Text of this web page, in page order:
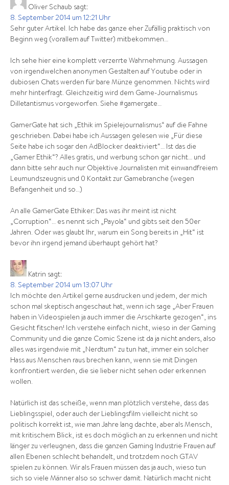
Oliver Schaub sagt:
8. September 2014 um 12:21 Uhr
Sehr guter Artikel. Ich habe das ganze eher Zufällig praktisch von
Beginn weg (vorallem auf Twitter) mitbekommen…
Ich sehe hier eine komplett verzerrte Wahrnehmung. Aussagen
von irgendwelchen anonymen Gestalten auf Youtube oder in
dubiosen Chats werden für bare Münze genommen. Nichts wird
mehr hinterfragt. Gleichzeitig wird dem Game-Journalismus
Dilletantismus vorgeworfen. Siehe #gamergate…
GamerGate hat sich „Ethik im Spielejournalismus“ auf die Fahne
geschrieben. Dabei habe ich Aussagen gelesen wie „Für diese
Seite habe ich sogar den AdBlocker deaktiviert“… Ist das die
„Gamer Ethik“? Alles gratis, und werbung schon gar nicht… und
dann bitte sehr auch nur Objektive Journalisten mit einwandfreiem
Leumundszeugnis und 0 Kontakt zur Gamebranche (wegen
Befangenheit und so…)
An alle GamerGate Ethiker: Das was ihr meint ist nicht
„Corruption“… es nennt sich „Payola“ und gibts seit den 50er
Jahren. Oder was glaubt Ihr, warum ein Song bereits in „Hit“ ist
bevor ihn irgend jemand überhaupt gehört hat?
Katrin sagt:
8. September 2014 um 13:07 Uhr
Ich möchte den Artikel gerne ausdrucken und jedem, der mich
schon mal skeptisch angeschaut hat, wenn ich sage „Aber Frauen
haben in Videospielen ja auch immer die Arschkarte gezogen“, ins
Gesicht fitschen! Ich verstehe einfach nicht, wieso in der Gaming
Community und die ganze Comic Szene ist da ja nicht anders, also
alles was irgendwie mit „Nerdtum“ zu tun hat, immer ein solcher
Hass aus Menschen raus brechen kann, wenn sie mit Dingen
konfrontiert werden, die sie lieber nicht sehen oder erkennen
wollen.
Natürlich ist das scheiße, wenn man plötzlich verstehe, dass das
Lieblingsspiel, oder auch der Lieblingsfilm vielleicht nicht so
politisch korrekt ist, wie man Jahre lang dachte, aber als Mensch,
mit kritischem Blick, ist es doch möglich an zu erkennen und nicht
länger zu verleugnen, dass die ganzen Gaming Industrie Frauen auf
allen Ebenen schlecht behandelt, und trotzdem noch GTAV
spielen zu können. Wir als Frauen müssen das ja auch, wieso tun
sich so viele Männer also so schwer damit. Natürlich macht nicht